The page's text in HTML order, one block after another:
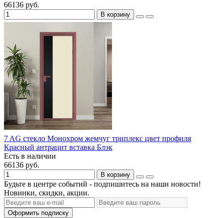
66136 руб.
В корзину
7 AG стекло Монохром жемчуг триплекс цвет профиля
Красный антрацит вставка Блэк
Есть в наличии
66136 руб.
В корзину
Будьте в центре событий - подпишитесь на наши новости!
Новинки, скидки, акции.
Оформить подписку